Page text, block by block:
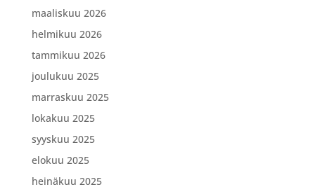
maaliskuu 2026
helmikuu 2026
tammikuu 2026
joulukuu 2025
marraskuu 2025
lokakuu 2025
syyskuu 2025
elokuu 2025
heinäkuu 2025